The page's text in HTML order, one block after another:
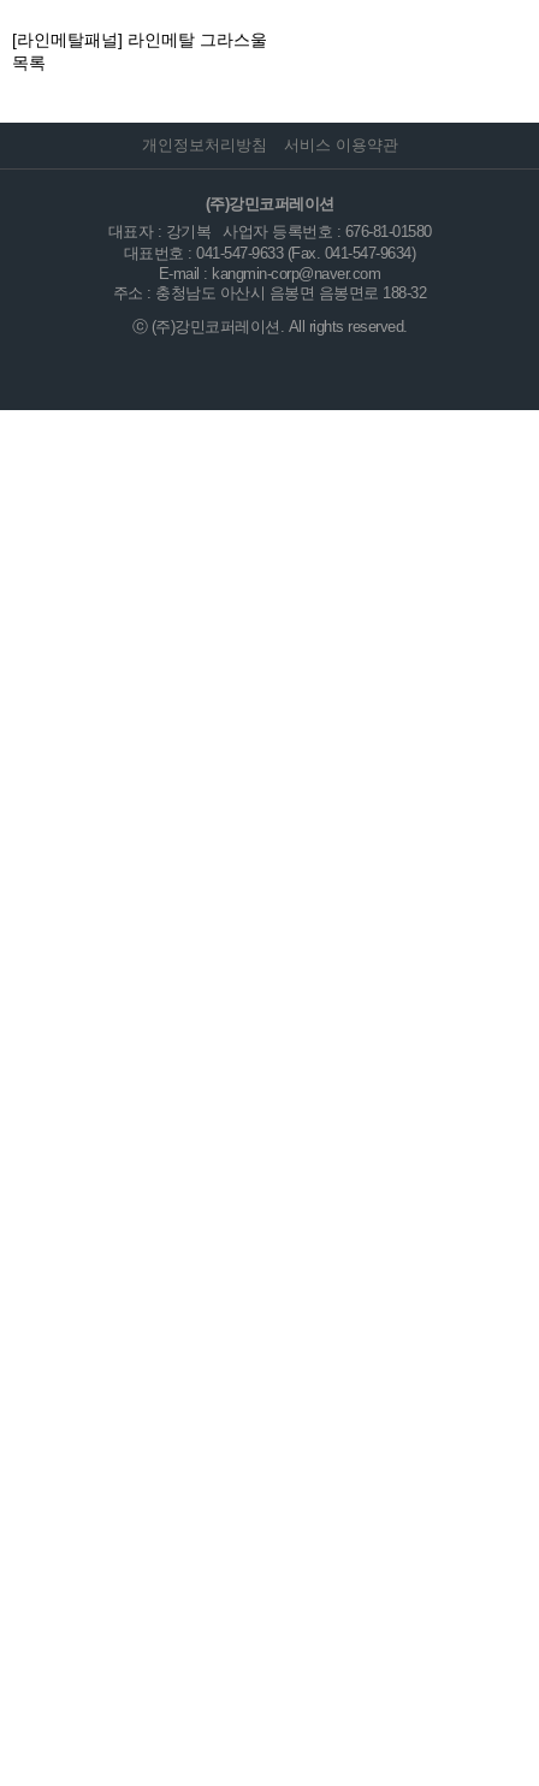
[라인메탈패널] 라인메탈 그라스울
목록
개인정보처리방침 서비스 이용약관
(주)강민코퍼레이션
대표자 : 강기복
사업자 등록번호 : 676-81-01580
대표번호 : 041-547-9633 (Fax. 041-547-9634)
E-mail : kangmin-corp@naver.com
주소 : 충청남도 아산시 음봉면 음봉면로 188-32
ⓒ (주)강민코퍼레이션. All rights reserved.